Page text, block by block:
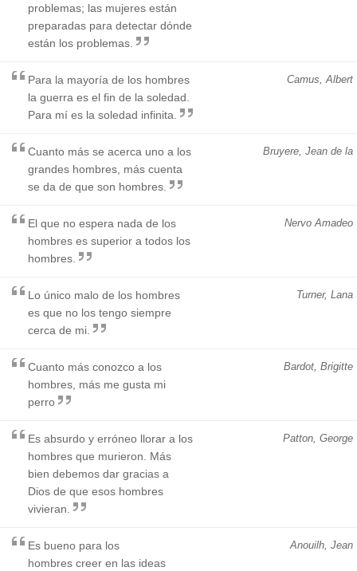
problemas; las mujeres están
preparadas para detectar dónde
están los problemas.
Camus, Albert
Para la mayoría de los hombres
la guerra es el fin de la soledad.
Para mí es la soledad infinita.
Bruyere, Jean de la
Cuanto más se acerca uno a los
grandes hombres, más cuenta
se da de que son hombres.
Nervo Amadeo
El que no espera nada de los
hombres es superior a todos los
hombres.
Turner, Lana
Lo único malo de los hombres
es que no los tengo siempre
cerca de mi.
Bardot, Brigitte
Cuanto más conozco a los
hombres, más me gusta mi
perro
Patton, George
Es absurdo y erróneo llorar a los
hombres que murieron. Más
bien debemos dar gracias a
Dios de que esos hombres
vivieran.
Anouilh, Jean
Es bueno para los
hombres creer en las ideas